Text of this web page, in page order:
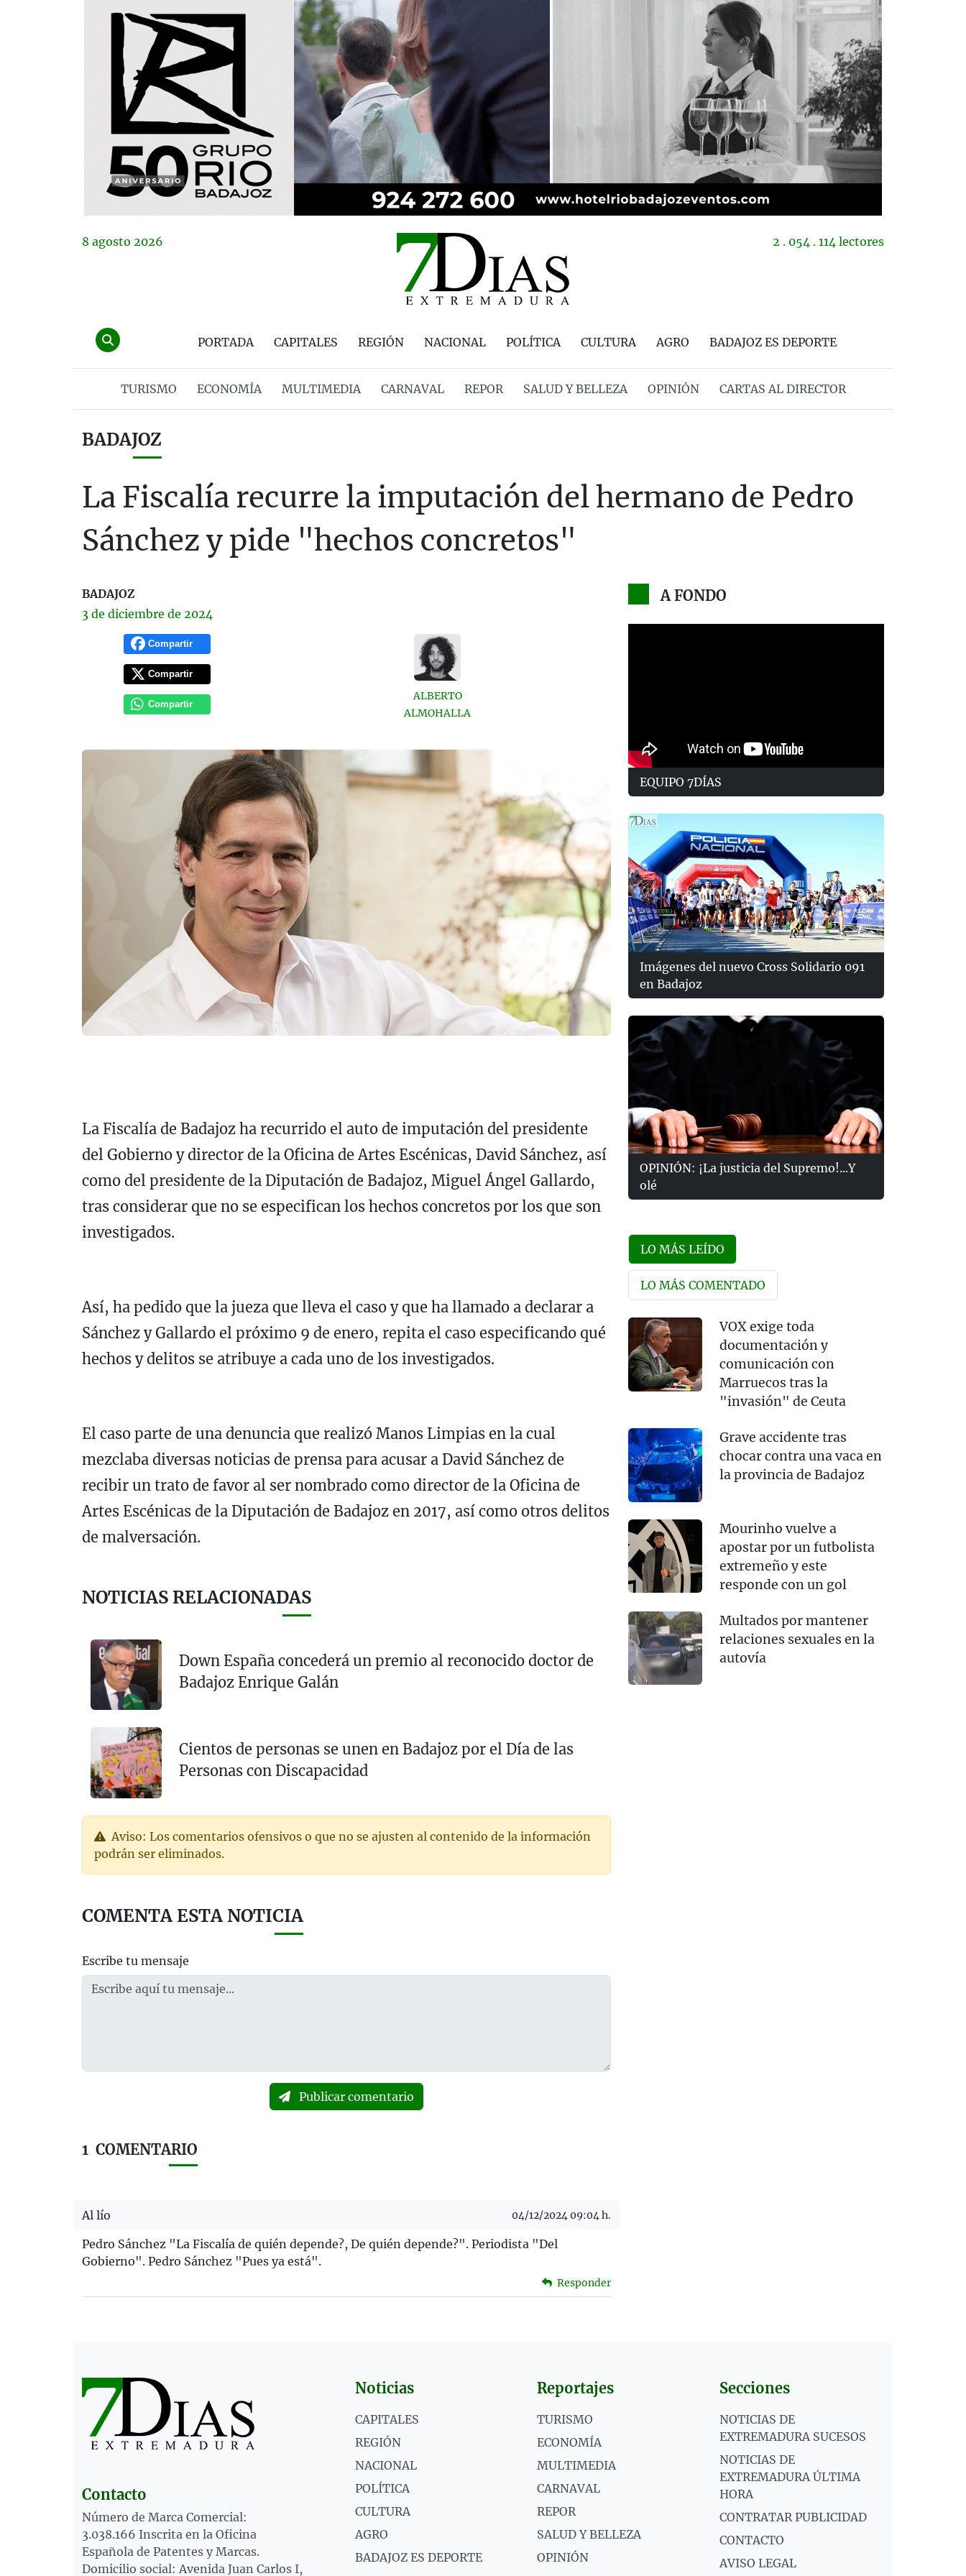
8 agosto 2026 2 . 054 . 114 lectores
PORTADA CAPITALES REGIÓN NACIONAL POLÍTICA CULTURA AGRO BADAJOZ ES DEPORTE
TURISMO ECONOMÍA MULTIMEDIA CARNAVAL REPOR SALUD Y BELLEZA OPINIÓN CARTAS AL DIRECTOR
BADAJOZ
La Fiscalía recurre la imputación del hermano de Pedro
Sánchez y pide "hechos concretos"
BADAJOZ
3 de diciembre de 2024
Compartir
Compartir
Compartir
ALBERTO
ALMOHALLA
La Fiscalía de Badajoz ha recurrido el auto de imputación del presidente
del Gobierno y director de la Oficina de Artes Escénicas, David Sánchez, así
como del presidente de la Diputación de Badajoz, Miguel Ángel Gallardo,
tras considerar que no se especifican los hechos concretos por los que son
investigados.
Así, ha pedido que la jueza que lleva el caso y que ha llamado a declarar a
Sánchez y Gallardo el próximo 9 de enero, repita el caso especificando qué
hechos y delitos se atribuye a cada uno de los investigados.
El caso parte de una denuncia que realizó Manos Limpias en la cual
mezclaba diversas noticias de prensa para acusar a David Sánchez de
recibir un trato de favor al ser nombrado como director de la Oficina de
Artes Escénicas de la Diputación de Badajoz en 2017, así como otros delitos
de malversación.
NOTICIAS RELACIONADAS
Down España concederá un premio al reconocido doctor de
Badajoz Enrique Galán
Cientos de personas se unen en Badajoz por el Día de las
Personas con Discapacidad
Aviso: Los comentarios ofensivos o que no se ajusten al contenido de la información
podrán ser eliminados.
COMENTA ESTA NOTICIA
Escribe tu mensaje
Publicar comentario
1 COMENTARIO
Al lío 04/12/2024 09:04 h.
Pedro Sánchez "La Fiscalía de quién depende?, De quién depende?". Periodista "Del
Gobierno". Pedro Sánchez "Pues ya está".
Responder
A FONDO
EQUIPO 7DÍAS
Imágenes del nuevo Cross Solidario 091
en Badajoz
OPINIÓN: ¡La justicia del Supremo!...Y
olé
LO MÁS LEÍDO
LO MÁS COMENTADO
VOX exige toda
documentación y
comunicación con
Marruecos tras la
"invasión" de Ceuta
Grave accidente tras
chocar contra una vaca en
la provincia de Badajoz
Mourinho vuelve a
apostar por un futbolista
extremeño y este
responde con un gol
Multados por mantener
relaciones sexuales en la
autovía
Contacto
Número de Marca Comercial:
3.038.166 Inscrita en la Oficina
Española de Patentes y Marcas.
Domicilio social: Avenida Juan Carlos I,
Noticias
CAPITALES
REGIÓN
NACIONAL
POLÍTICA
CULTURA
AGRO
BADAJOZ ES DEPORTE
Reportajes
TURISMO
ECONOMÍA
MULTIMEDIA
CARNAVAL
REPOR
SALUD Y BELLEZA
OPINIÓN
Secciones
NOTICIAS DE
EXTREMADURA SUCESOS
NOTICIAS DE
EXTREMADURA ÚLTIMA
HORA
CONTRATAR PUBLICIDAD
CONTACTO
AVISO LEGAL